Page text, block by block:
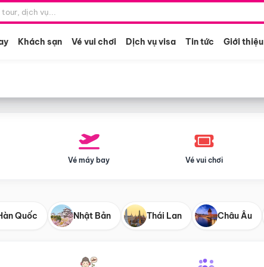
Khách sạn Vé vui chơi Dịch vụ visa Tin tức Giới thiệu
Vé máy bay Vé vui chơi
Quốc Nhật Bản Thái Lan Châu Âu